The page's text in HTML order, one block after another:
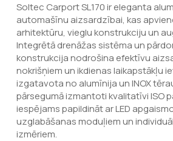
Soltec Carport SL170 ir eleganta
automašīnu aizsardzībai, kas
arhitektūru, vieglu konstrukciju un
Integrētā drenāžas sistēma un
konstrukcija nodrošina efektīvu
nokrišņiem un ikdienas laikapstākļu
izgatavota no alumīnija un INOX
pārsegumā izmantoti kvalitatīvi ISO
iespējams papildināt ar LED
uzglabāšanas moduļiem un
izmēriem.